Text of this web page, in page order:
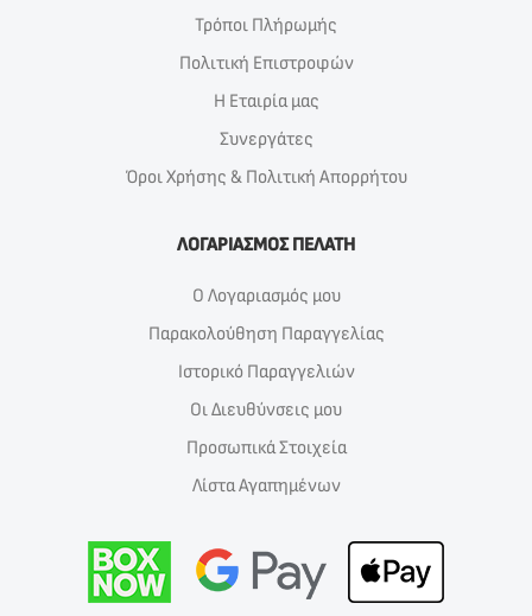
Τρόποι Πλήρωμής
Πολιτική Επιστροφών
Η Εταιρία μας
Συνεργάτες
Όροι Χρήσης & Πολιτική Απορρήτου
ΛΟΓΑΡΙΑΣΜΟΣ ΠΕΛΑΤΗ
Ο Λογαριασμός μου
Παρακολούθηση Παραγγελίας
Ιστορικό Παραγγελιών
Οι Διευθύνσεις μου
Προσωπικά Στοιχεία
Λίστα Αγαπημένων